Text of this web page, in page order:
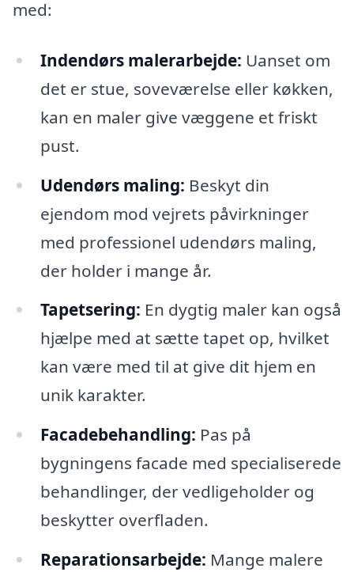
med:
Indendørs malerarbejde: Uanset om
det er stue, soveværelse eller køkken,
kan en maler give væggene et friskt
pust.
Udendørs maling: Beskyt din
ejendom mod vejrets påvirkninger
med professionel udendørs maling,
der holder i mange år.
Tapetsering: En dygtig maler kan også
hjælpe med at sætte tapet op, hvilket
kan være med til at give dit hjem en
unik karakter.
Facadebehandling: Pas på
bygningens facade med specialiserede
behandlinger, der vedligeholder og
beskytter overfladen.
Reparationsarbejde: Mange malere